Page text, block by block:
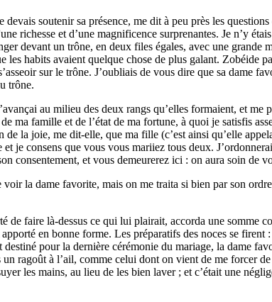
soutenir sa présence, me dit à peu près les
richesse et d’une magnificence surprenantes. Je n’y
devant un trône, en deux files égales, avec une grande
les habits avaient quelque chose de plus galant. Zobéide
sur le trône. J’oubliais de vous dire que sa dame
trône.
au milieu des deux rangs qu’elles formaient, et me
famille et de l’état de ma fortune, à quoi je satisfis
la joie, me dit-elle, que ma fille (c’est ainsi qu’elle
je consens que vous vous mariiez tous deux.
consentement, et vous demeurerez ici : on aura soin de
la dame favorite, mais on me traita si bien par son
faire là-dessus ce qui lui plairait, accorda une somme
en bonne forme. Les préparatifs des noces se firent
pour la dernière cérémonie du mariage, la dame
ragoût à l’ail, comme celui dont on vient de me forcer
les mains, au lieu de les bien laver ; et c’était une